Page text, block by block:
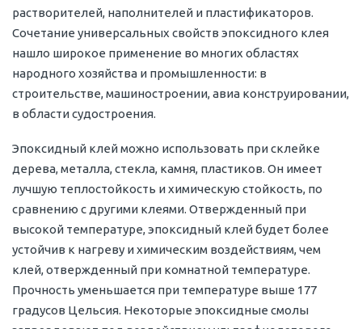
растворителей, наполнителей и пластификаторов.
Сочетание универсальных свойств эпоксидного клея
нашло широкое применение во многих областях
народного хозяйства и промышленности: в
строительстве, машиностроении, авиа конструировании,
в области судостроения.
Эпоксидный клей можно использовать при склейке
дерева, металла, стекла, камня, пластиков. Он имеет
лучшую теплостойкость и химическую стойкость, по
сравнению с другими клеями. Отвержденный при
высокой температуре, эпоксидный клей будет более
устойчив к нагреву и химическим воздействиям, чем
клей, отвержденный при комнатной температуре.
Прочность уменьшается при температуре выше 177
градусов Цельсия. Некоторые эпоксидные смолы